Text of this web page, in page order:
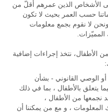
الأشخاص الذين عمرهم أقلّ من
حسب العمر بحيث لا تكون
لا نقوم بجمع معلومات
نتخذ إجراءات إضافية
أو الوصي القانوني - بشأن
يتعلق بالأطفال ، بما في ذلك
نجمعها من الأطفال ،
المعلومات ، و مع من يمكننا أن